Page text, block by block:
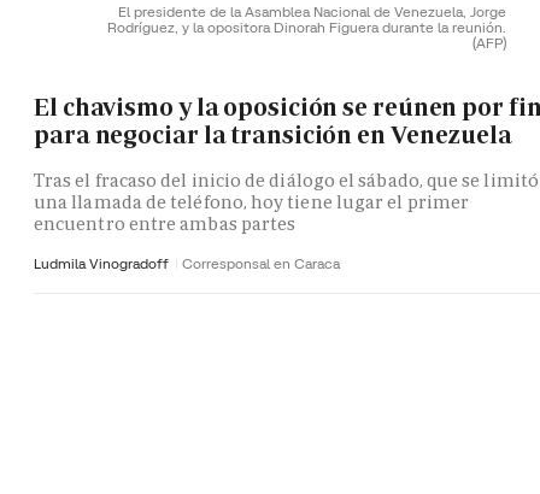
El presidente de la Asamblea Nacional de Venezuela, Jorge
Rodríguez, y la opositora Dinorah Figuera durante la reunión.
(AFP)
El chavismo y la oposición se reúnen por
para negociar la transición en Venezuela
Tras el fracaso del inicio de diálogo el sábado, que se
una llamada de teléfono, hoy tiene lugar el primer
encuentro entre ambas partes
Ludmila Vinogradoff Corresponsal en Caraca